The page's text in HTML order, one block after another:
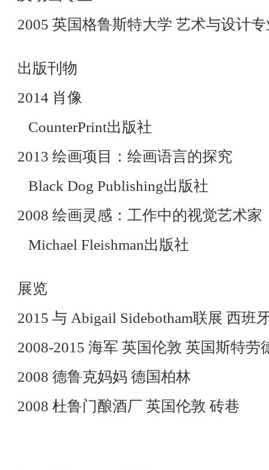
2005 英国格鲁斯特大学 艺术与设计
出版刊物
2014 肖像
CounterPrint出版社
2013 绘画项目：绘画语言的探究
Black Dog Publishing出版社
2008 绘画灵感：工作中的视觉艺术家
Michael Fleishman出版社
展览
2015 与 Abigail Sidebotham联展 西班
2008-2015 海军 英国伦敦 英国斯特劳
2008 德鲁克妈妈 德国柏林
2008 杜鲁门酿酒厂 英国伦敦 砖巷